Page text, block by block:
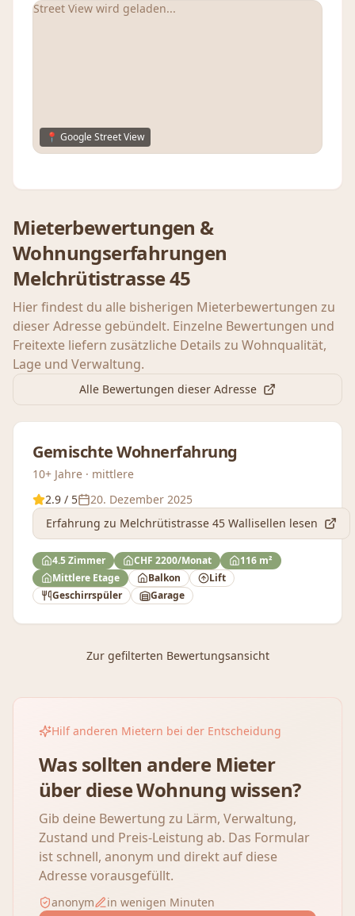
Street View wird geladen...
📍 Google Street View
Mieterbewertungen &
Wohnungserfahrungen
Melchrütistrasse 45
Hier findest du alle bisherigen Mieterbewertungen zu
dieser Adresse gebündelt. Einzelne Bewertungen und
Freitexte liefern zusätzliche Details zu Wohnqualität,
Lage und Verwaltung.
Alle Bewertungen dieser Adresse
Gemischte Wohnerfahrung
10+ Jahre · mittlere
2.9 / 5
20. Dezember 2025
Erfahrung zu Melchrütistrasse 45 Wallisellen lesen
4.5 Zimmer CHF 2200/Monat
116 m²
Mittlere Etage
Balkon
Lift
Geschirrspüler
Garage
Zur gefilterten Bewertungsansicht
Hilf anderen Mietern bei der Entscheidung
Was sollten andere Mieter
über diese Wohnung wissen?
Gib deine Bewertung zu Lärm, Verwaltung,
Zustand und Preis-Leistung ab. Das Formular
ist schnell, anonym und direkt auf diese
Adresse vorausgefüllt.
anonym
in wenigen Minuten